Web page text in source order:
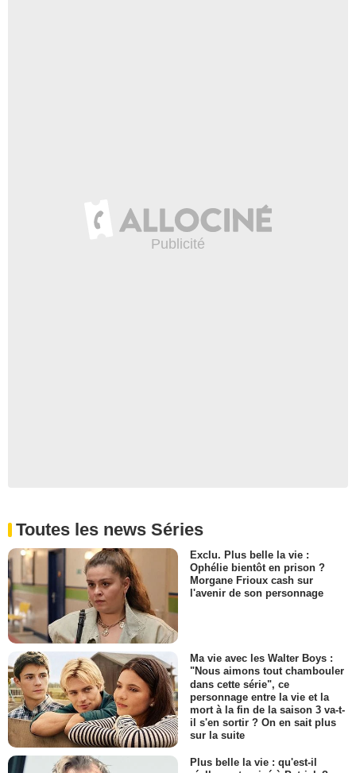
Toutes les news Séries
Exclu. Plus belle la vie :
Ophélie bientôt en prison ?
Morgane Frioux cash sur
l'avenir de son personnage
Ma vie avec les Walter Boys :
"Nous aimons tout chambouler
dans cette série", ce
personnage entre la vie et la
mort à la fin de la saison 3 va-t-
il s'en sortir ? On en sait plus
sur la suite
Plus belle la vie : qu'est-il